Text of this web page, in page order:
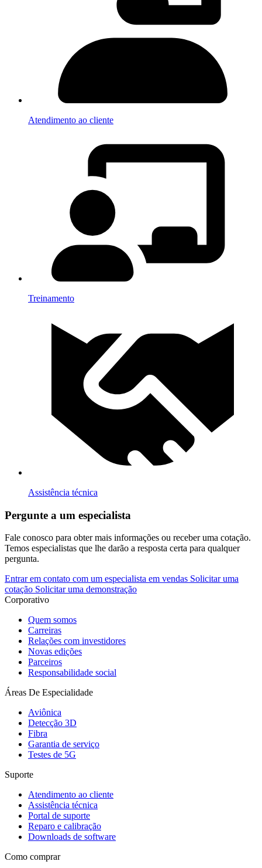
Atendimento ao cliente
Treinamento
Assistência técnica
Pergunte a um especialista
Fale conosco para obter mais informações ou receber uma cotação.
Temos especialistas que lhe darão a resposta certa para qualquer
pergunta.
Entrar em contato com um especialista em vendas Solicitar uma
cotação Solicitar uma demonstração
Corporativo
Quem somos
Carreiras
Relações com investidores
Novas edições
Parceiros
Responsabilidade social
Áreas De Especialidade
Aviônica
Detecção 3D
Fibra
Garantia de serviço
Testes de 5G
Suporte
Atendimento ao cliente
Assistência técnica
Portal de suporte
Reparo e calibração
Downloads de software
Como comprar